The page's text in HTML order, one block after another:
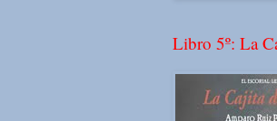
Libro 5º: La